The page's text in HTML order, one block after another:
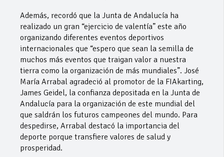
Además, recordó que la Junta de Andalucía ha
realizado un gran “ejercicio de valentía” este año
organizando diferentes eventos deportivos
internacionales que “espero que sean la semilla de
muchos más eventos que traigan valor a nuestra
tierra como la organización de más mundiales”. José
María Arrabal agradeció al promotor de la FIAkarting,
James Geidel, la confianza depositada en la Junta de
Andalucía para la organización de este mundial del
que saldrán los futuros campeones del mundo. Para
despedirse, Arrabal destacó la importancia del
deporte porque transfiere valores de salud y
prosperidad.